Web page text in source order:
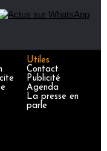
Utiles
Contact
Publicité
Agenda
La presse en
parle